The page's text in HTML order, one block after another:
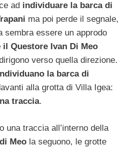
ad individuare la barca di
ma poi perde il segnale,
sembra essere un approdo
il Questore Ivan Di Meo
verso quella direzione.
la barca di
alla grotta di Villa Igea:
traccia.
una traccia all’interno della
Meo la seguono, le grotte